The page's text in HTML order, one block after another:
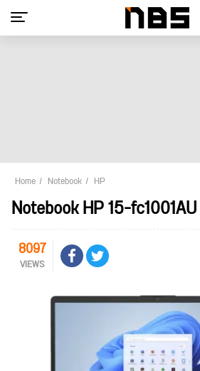
Home Notebook HP
Notebook HP 15-fc1001AU
8097
VIEWS